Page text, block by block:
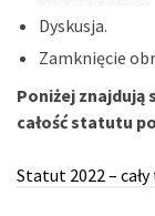
Dyskusja.
Zamknięcie
Poniżej znajdują
całość statutu
Statut 2022 –